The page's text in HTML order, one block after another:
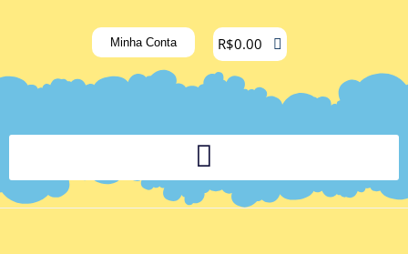
Minha Conta R$0.00